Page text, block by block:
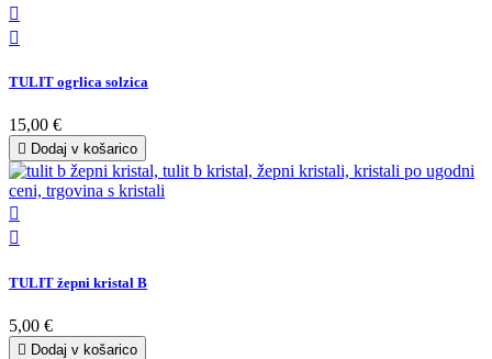


TULIT ogrlica solzica
15,00 €
 Dodaj v košarico


TULIT žepni kristal B
5,00 €
 Dodaj v košarico